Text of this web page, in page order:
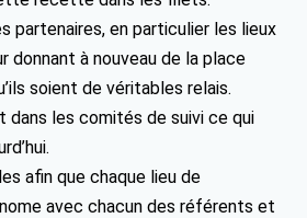
partenaires, en particulier les lieux
donnant à nouveau de la place
soient de véritables relais.
dans les comités de suivi ce qui
afin que chaque lieu de
avec chacun des référents et